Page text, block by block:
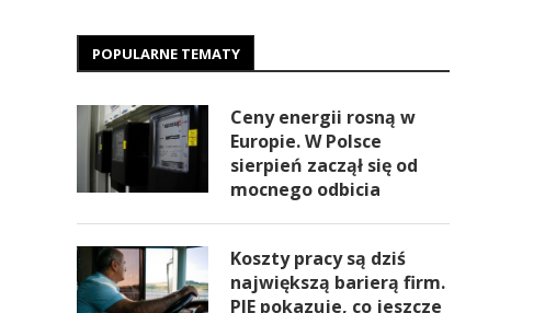
POPULARNE TEMATY
Ceny energii rosną w
Europie. W Polsce
sierpień zaczął się od
mocnego odbicia
Koszty pracy są dziś
największą barierą firm.
PIE pokazuje, co jeszcze